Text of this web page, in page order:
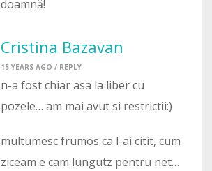
doamnă!
Cristina Bazavan
15 YEARS AGO / REPLY
n-a fost chiar asa la liber cu
pozele… am mai avut si restrictii:)
multumesc frumos ca l-ai citit, cum
ziceam e cam lungutz pentru net…